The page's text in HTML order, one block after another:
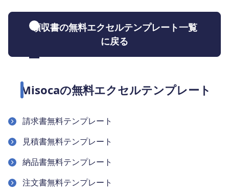
領収書の無料エクセルテンプレート一覧
に戻る
Misocaの無料エクセルテンプレート
請求書無料テンプレート
見積書無料テンプレート
納品書無料テンプレート
注文書無料テンプレート